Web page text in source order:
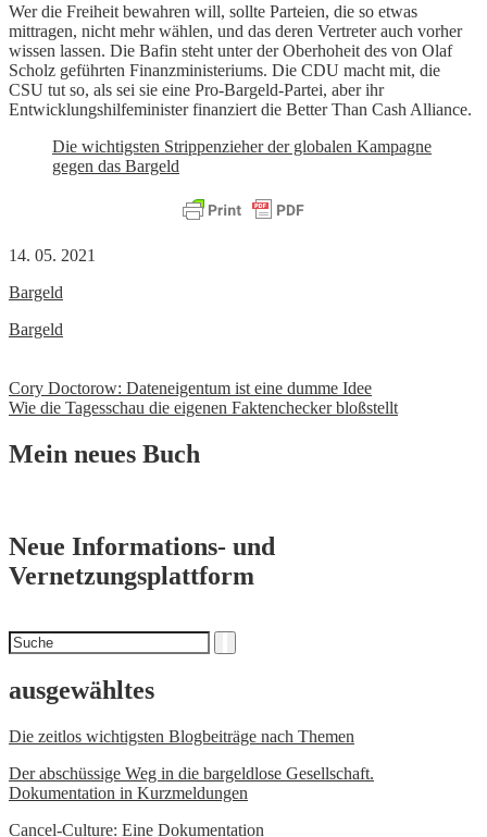
Wer die Freiheit bewahren will, sollte Parteien, die so etwas
mittragen, nicht mehr wählen, und das deren Vertreter auch vorher
wissen lassen. Die Bafin steht unter der Oberhoheit des von Olaf
Scholz geführten Finanzministeriums. Die CDU macht mit, die
CSU tut so, als sei sie eine Pro-Bargeld-Partei, aber ihr
Entwicklungshilfeminister finanziert die Better Than Cash Alliance.
Die wichtigsten Strippenzieher der globalen Kampagne
gegen das Bargeld
14. 05. 2021
Bargeld
Bargeld
Beitrags-
Navigation
Cory Doctorow: Dateneigentum ist eine dumme Idee
Wie die Tagesschau die eigenen Faktenchecker bloßstellt
Mein neues Buch
Neue Informations- und
Vernetzungsplattform
Suchen
nach
ausgewähltes
Die zeitlos wichtigsten Blogbeiträge nach Themen
Der abschüssige Weg in die bargeldlose Gesellschaft.
Dokumentation in Kurzmeldungen
Cancel-Culture: Eine Dokumentation